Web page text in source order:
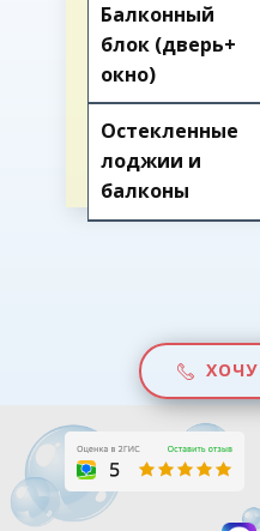
Балконный
блок (дверь+
окно)
Остекленные
лоджии и
балконы